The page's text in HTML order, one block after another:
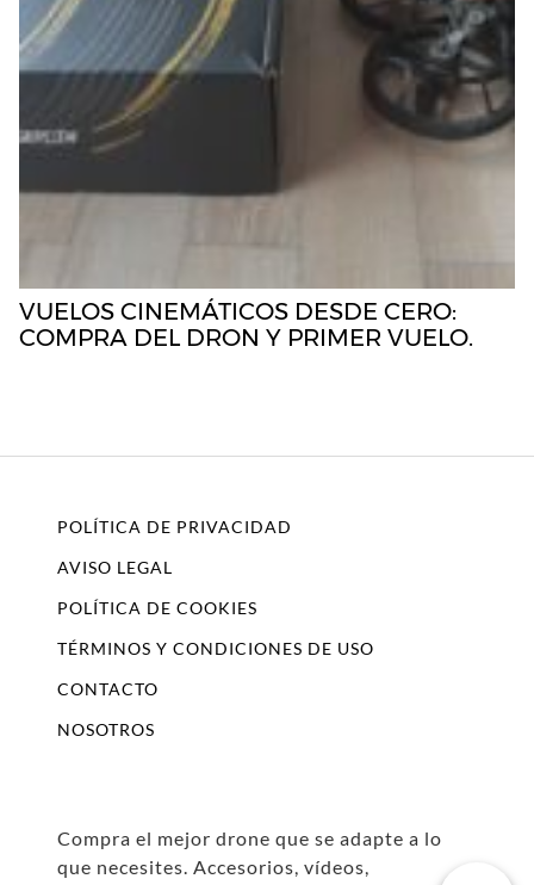
VUELOS CINEMÁTICOS DESDE CERO:
COMPRA DEL DRON Y PRIMER VUELO.
POLÍTICA DE PRIVACIDAD
AVISO LEGAL
POLÍTICA DE COOKIES
TÉRMINOS Y CONDICIONES DE USO
CONTACTO
NOSOTROS
Compra el mejor drone que se adapte a lo
que necesites. Accesorios, vídeos,